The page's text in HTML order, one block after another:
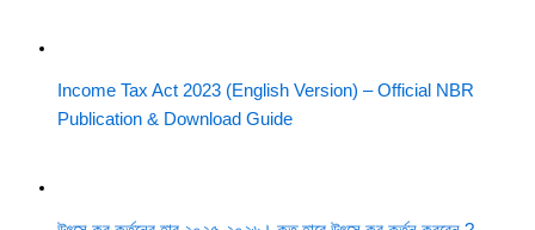
Income Tax Act 2023 (English Version) – Official NBR
Publication & Download Guide